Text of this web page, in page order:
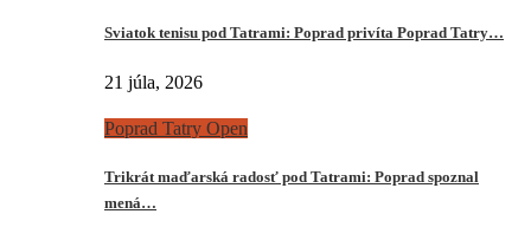
Sviatok tenisu pod Tatrami: Poprad privíta Poprad Tatry…
21 júla, 2026
Poprad Tatry Open
Trikrát maďarská radosť pod Tatrami: Poprad spoznal
mená…